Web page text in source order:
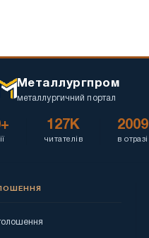
Металлургпром
металлургичний портал
127K
читателів
2009
в отразі